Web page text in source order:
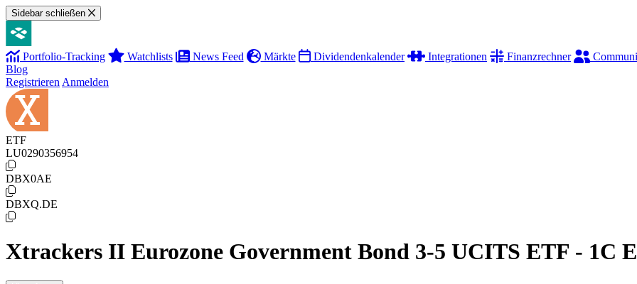
Sidebar schließen
Portfolio-Tracking Watchlists News Feed Märkte Dividendenkalender Integrationen Finanzrechner
Blog
Registrieren Anmelden
ETF
LU0290356954
DBX0AE
DBXQ.DE
Xtrackers II Eurozone Government Bond 3-5 UCITS ETF - 1C